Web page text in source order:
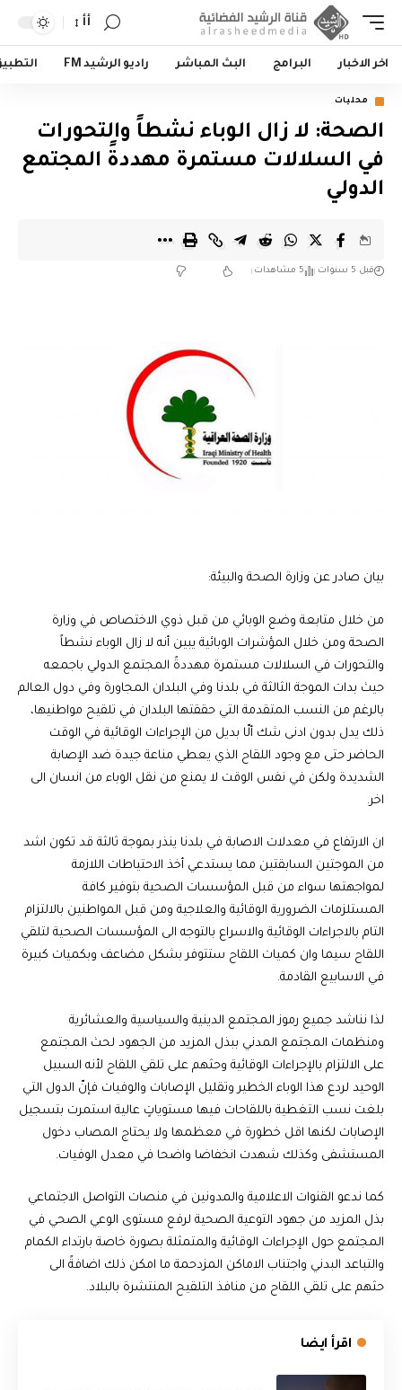
أأ
اخر الاخبار البرامج البث المباشر راديو الرشيد FM
محليات
الصحة: لا زال الوباء نشطاً والتحورات
في السلالات مستمرة مهددةً المجتمع
الدولي
قبل 5 سنوات 5 مشاهدات
بيان صادر عن وزارة الصحة والبيئة:
من خلال متابعة وضع الوبائي من قبل ذوي الاختصاص في وزارة
الصحة ومن خلال المؤشرات الوبائية يبين أنه لا زال الوباء نشطاً
والتحورات في السلالات مستمرة مهددةً المجتمع الدولي باجمعه
حيث بدات الموجة الثالثة في بلدنا وفي البلدان المجاورة وفي دول العالم
بالرغم من النسب المتقدمة التي حققتها البلدان في تلقيح مواطنيها،
ذلك يدل بدون ادنى شك ألّا بديل من الإجراءات الوقائية في الوقت
الحاضر حتى مع وجود اللقاح الذي يعطي مناعة جيدة ضد الإصابة
الشديدة ولكن في نفس الوقت لا يمنع من نقل الوباء من انسان الى
اخر.
ان الارتفاع في معدلات الاصابة في بلدنا ينذر بموجة ثالثة قد تكون اشد
من الموجتين السابقتين مما يستدعي أخذ الاحتياطات اللازمة
لمواجهتها سواء من قبل المؤسسات الصحية بتوفير كافة
المستلزمات الضرورية الوقائية والعلاجية ومن قبل المواطنين بالالتزام
التام بالاجراءات الوقائية والاسراع بالتوجه الى المؤسسات الصحية لتلقي
اللقاح سيما وان كميات اللقاح ستتوفر بشكل مضاعف وبكميات كبيرة
في الاسابيع القادمة.
لذا نناشد جميع رموز المجتمع الدينية والسياسية والعشائرية
ومنظمات المجتمع المدني ببذل المزيد من الجهود لحث المجتمع
على الالتزام بالإجراءات الوقائية وحثهم على تلقي اللقاح لأنه السبيل
الوحيد لردع هذا الوباء الخطير وتقليل الإصابات والوفيات فإنّ الدول التي
بلغت نسب التغطية باللقاحات فيها مستوياتٍ عالية استمرت بتسجيل
الإصابات لكنها اقل خطورة في معظمها ولا يحتاج المصاب دخول
المستشفى وكذلك شهدت انخفاضا واضحا في معدل الوفيات.
كما ندعو القنوات الاعلامية والمدونين في منصات التواصل الاجتماعي
بذل المزيد من جهود التوعية الصحية لرفع مستوى الوعي الصحي في
المجتمع حول الإجراءات الوقائية والمتمثلة بصورة خاصة بارتداء الكمام
والتباعد البدني واجتناب الاماكن المزدحمة ما امكن ذلك اضافةً الى
حثهم على تلقي اللقاح من منافذ التلقيح المنتشرة بالبلاد.
اقرأ ايضا